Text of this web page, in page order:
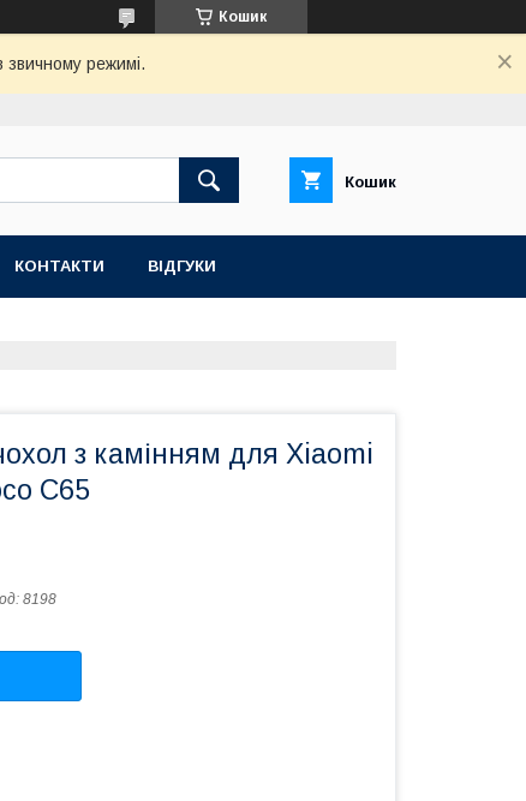
Кошик
режимі.
Кошик
КОНТАКТИ ВІДГУКИ
з камінням для Xiaomi
C65
8198